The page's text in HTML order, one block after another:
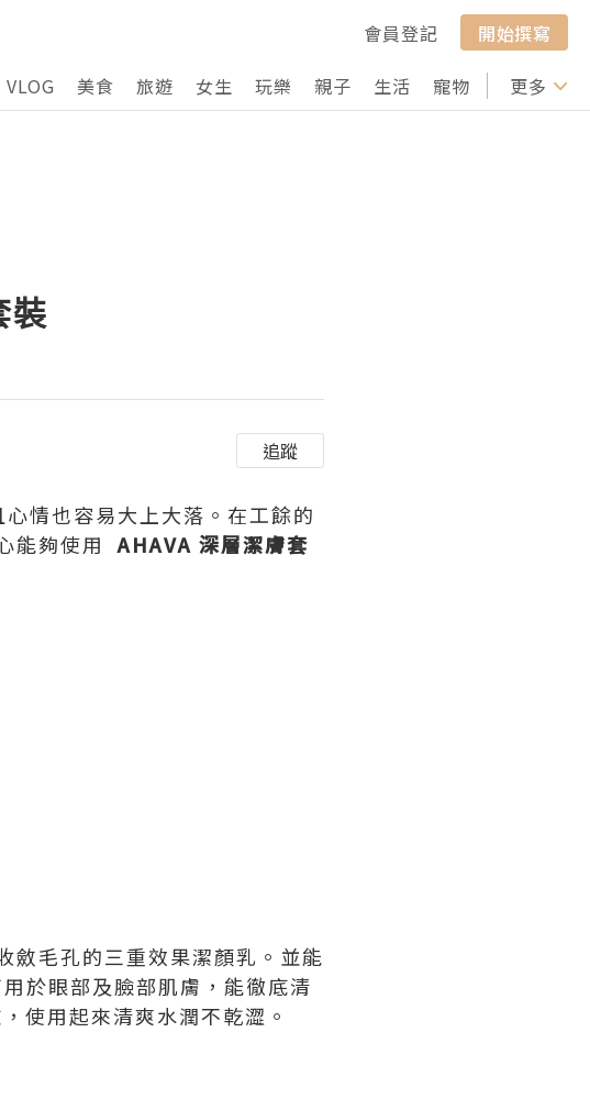
會員登記
開始撰寫
VLOG 美食 旅遊 女生 玩樂 親子 生活 寵物 行山 打卡
更多
裝
追蹤
情也容易大上大落。在工餘的
能夠使用AHAVA 深層潔膚套
斂毛孔的三重效果潔顏乳。並能
於眼部及臉部肌膚，能徹底清
使用起來清爽水潤不乾澀。